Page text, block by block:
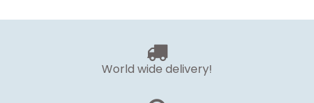
World wide delivery!